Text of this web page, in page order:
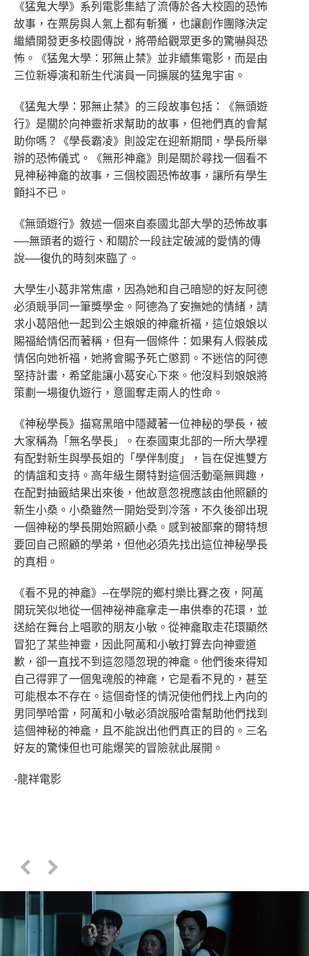
《猛鬼大學》系列電影集結了流傳於各大校園的恐怖
故事，在票房與人氣上都有斬獲，也讓創作團隊決定
繼續開發更多校園傳說，將帶給觀眾更多的驚嚇與恐
怖。《猛鬼大學：邪無止禁》並非續集電影，而是由
三位新導演和新生代演員一同擴展的猛鬼宇宙。
《猛鬼大學：邪無止禁》的三段故事包括：《無頭遊
行》是關於向神靈祈求幫助的故事，但祂們真的會幫
助你嗎？《學長霸凌》則設定在迎新期間，學長所舉
辦的恐怖儀式。《無形神龕》則是關於尋找一個看不
見神秘神龕的故事，三個校園恐怖故事，讓所有學生
顫抖不已。
《無頭遊行》敘述一個來自泰國北部大學的恐怖故事
──無頭者的遊行、和關於一段註定破滅的愛情的傳
說──復仇的時刻來臨了。
大學生小葛非常焦慮，因為她和自己暗戀的好友阿德
必須競爭同一筆獎學金。阿德為了安撫她的情緒，請
求小葛陪他一起到公主娘娘的神龕祈福，這位娘娘以
賜福給情侶而著稱，但有一個條件：如果有人假裝成
情侶向她祈福，她將會賜予死亡懲罰。不迷信的阿德
堅持計畫，希望能讓小葛安心下來。他沒料到娘娘將
策劃一場復仇遊行，意圖奪走兩人的性命。
《神秘學長》描寫黑暗中隱藏著一位神秘的學長，被
大家稱為「無名學長」。在泰國東北部的一所大學裡
有配對新生與學長姐的「學伴制度」，旨在促進雙方
的情誼和支持。高年級生爾特對這個活動毫無興趣，
在配對抽籤結果出來後，他故意忽視應該由他照顧的
新生小桑。小桑雖然一開始受到冷落，不久後卻出現
一個神秘的學長開始照顧小桑。感到被鄙棄的爾特想
要回自己照顧的學弟，但他必須先找出這位神秘學長
的真相。
《看不見的神龕》--在學院的鄉村樂比賽之夜，阿萬
開玩笑似地從一個神祕神龕拿走一串供奉的花環，並
送給在舞台上唱歌的朋友小敏。從神龕取走花環顯然
冒犯了某些神靈，因此阿萬和小敏打算去向神靈道
歉，卻一直找不到這忽隱忽現的神龕。他們後來得知
自己得罪了一個鬼魂般的神龕，它是看不見的，甚至
可能根本不存在。這個奇怪的情況使他們找上內向的
男同學哈雷，阿萬和小敏必須說服哈雷幫助他們找到
這個神秘的神龕，且不能說出他們真正的目的。三名
好友的驚悚但也可能爆笑的冒險就此展開。
-龍祥電影